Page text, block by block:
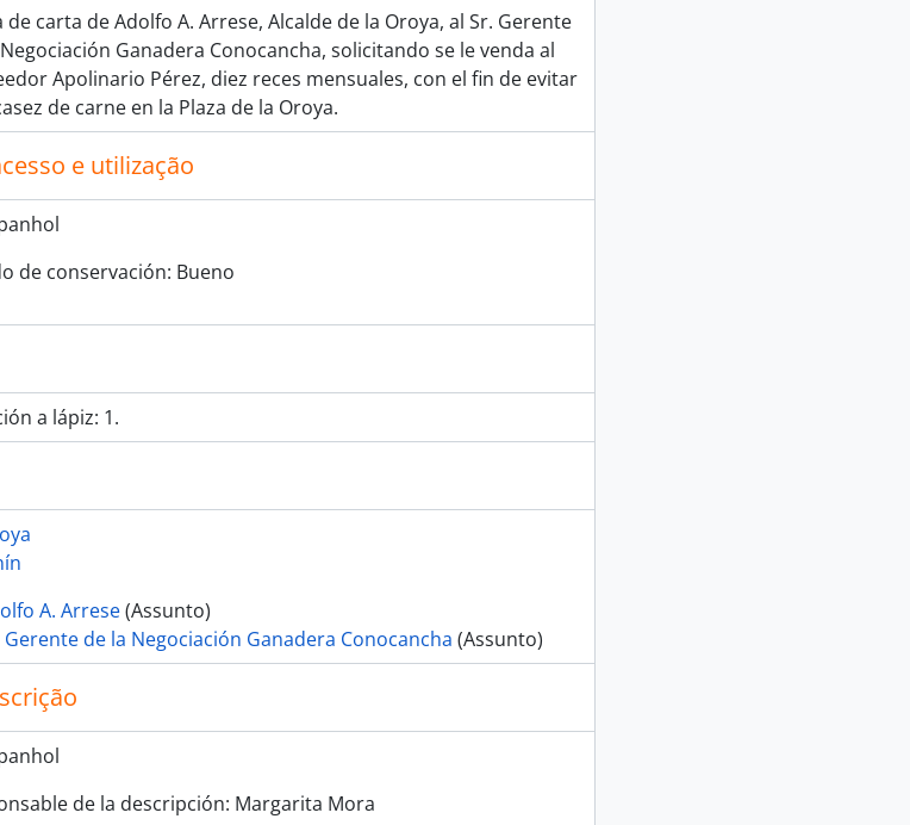
de carta de Adolfo A. Arrese, Alcalde de la Oroya, al Sr. Gerente
Ganadera Conocancha, solicitando se le venda al
Apolinario Pérez, diez reces mensuales, con el fin de evitar
de carne en la Plaza de la Oroya.
e utilização
de conservación: Bueno
a lápiz: 1.
A. Arrese(Assunto)
Gerente de la Negociación Ganadera Conocancha (Assunto)
de la descripción: Margarita Mora